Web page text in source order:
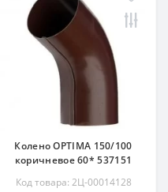
Колено OPTIMA 150/100
коричневое 60* 537151
Код товара: 2Ц-00014128